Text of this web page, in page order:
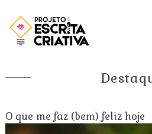
O que me faz (bem) feliz hoje